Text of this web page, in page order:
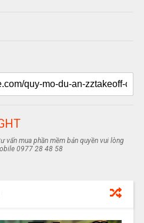
vấn mua phần mềm bản quyền vui lòng
0977 28 48 58